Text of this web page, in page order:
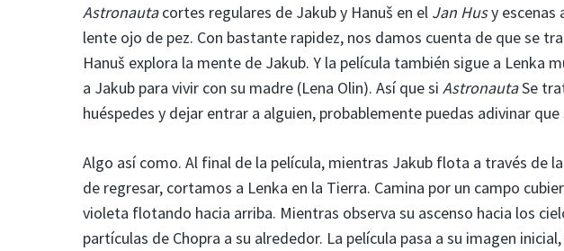
Astronautacortes regulares de Jakub y Hanuš en el Jan Husy escenas
lente ojo de pez. Con bastante rapidez, nos damos cuenta de que se
Hanuš explora la mente de Jakub. Y la película también sigue a Lenka
a Jakub para vivir con su madre (Lena Olin). Así que si AstronautaSe
huéspedes y dejar entrar a alguien, probablemente puedas adivinar
Algo así como. Al final de la película, mientras Jakub flota a través de
de regresar, cortamos a Lenka en la Tierra. Camina por un campo
violeta flotando hacia arriba. Mientras observa su ascenso hacia los
partículas de Chopra a su alrededor. La película pasa a su imagen